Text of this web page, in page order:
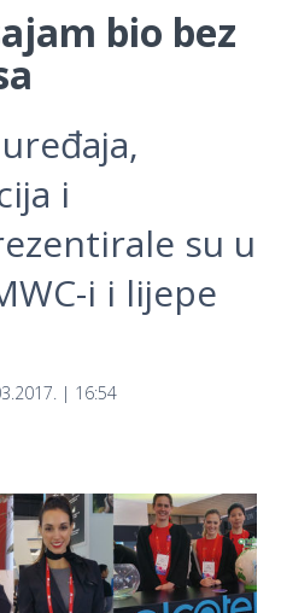
bio bez
i
su u
i i lijepe
| 16:54